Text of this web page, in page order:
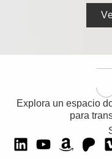
Explora un espacio
para